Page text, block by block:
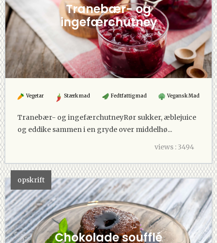
Tranebær- og
ingefærchutney
Vegetar Stærk mad Fedtfattig mad Vegansk Mad
Tranebær- og ingefærchutneyRør sukker, æblejuice
og eddike sammen i en gryde over middelhø...
views : 3494
opskrift
Chokolade soufflé